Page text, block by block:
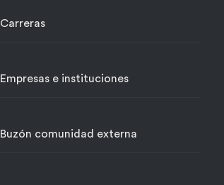
Carreras
Empresas e instituciones
Buzón comunidad externa